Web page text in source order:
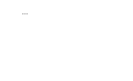
...